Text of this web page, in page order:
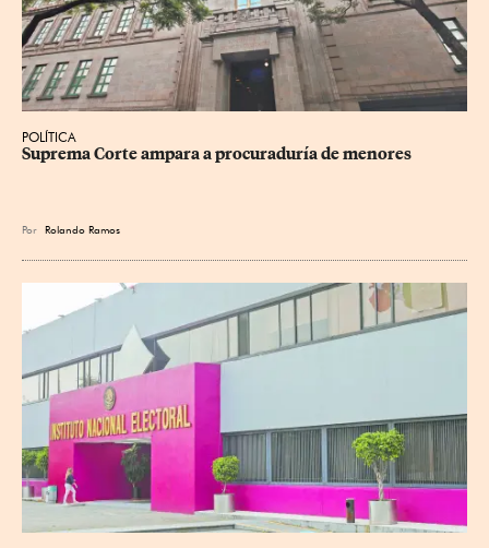
POLÍTICA
Suprema Corte ampara a procuraduría de menores
Por Rolando Ramos